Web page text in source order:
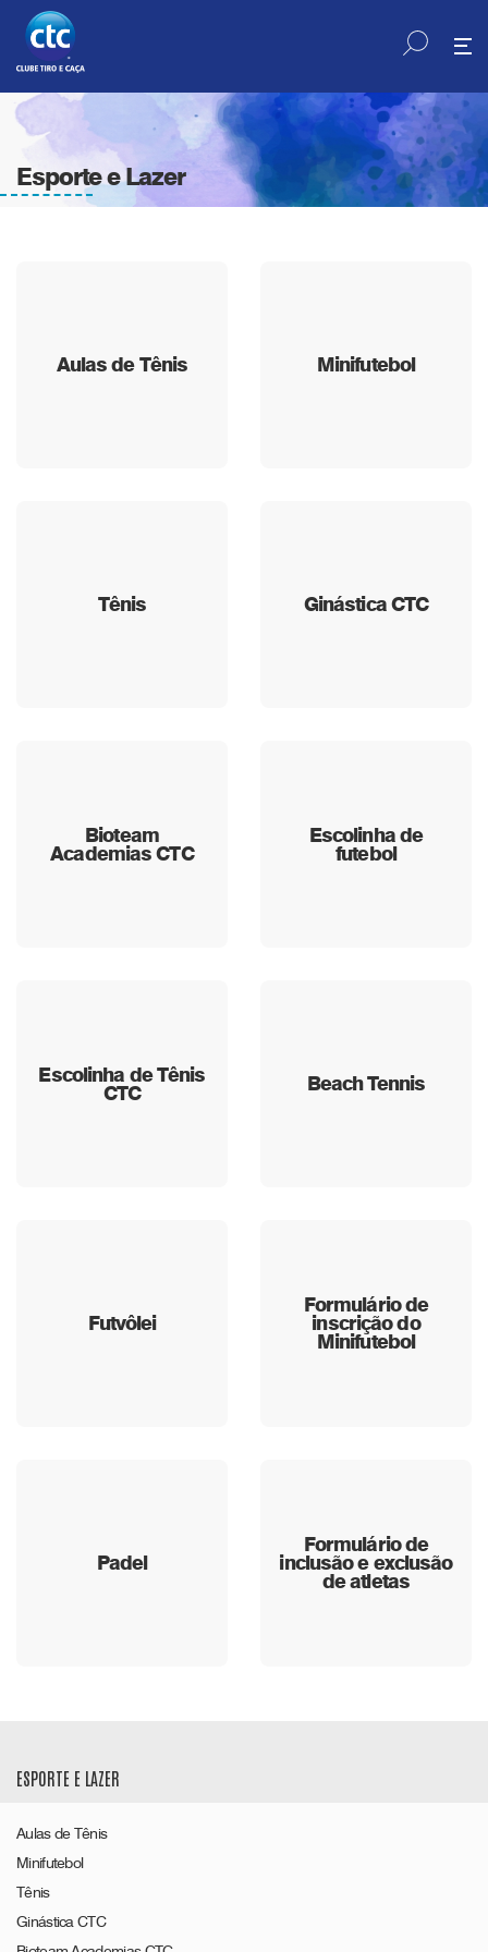
Esporte e Lazer
Aulas de Tênis Minifutebol
Tênis Ginástica CTC
Bioteam
Academias CTC
Escolinha de
futebol
Escolinha de Tênis
CTC
Beach Tennis
Futvôlei
Formulário de
inscrição do
Minifutebol
Padel
Formulário de
inclusão e exclusão
de atletas
ESPORTE E LAZER
Aulas de Tênis
Minifutebol
Tênis
Ginástica CTC